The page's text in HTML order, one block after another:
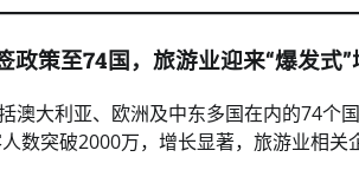
政策至74国，旅游业迎来“爆发式”
澳大利亚、欧洲及中东多国在内的74
数突破2000万，增长显著，旅游业相